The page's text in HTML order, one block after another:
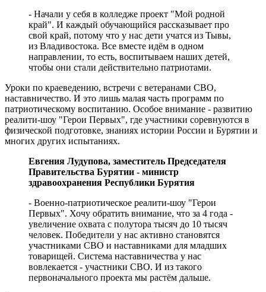
- Начали у себя в колледже проект "Мой родной
край". И каждый обучающийся рассказывает про
свой край, потому что у нас дети учатся из Тывы,
из Владивостока. Все вместе идём в одном
направлении, то есть, воспитываем наших детей,
чтобы они стали действительно патриотами.
Уроки по краеведению, встречи с ветеранами СВО,
наставничество. И это лишь малая часть программ по
патриотическому воспитанию. Особое внимание - развитию
реалити-шоу "Герои Первых", где участники соревнуются в
физической подготовке, знаниях истории России и Бурятии и
многих других испытаниях.
Евгения Лудупова, заместитель Председателя
Правительства Бурятии - министр
здравоохранения Республики Бурятия
- Военно-патриотическое реалити-шоу "Герои
Первых". Хочу обратить внимание, что за 4 года -
увеличение охвата с полутора тысяч до 10 тысяч
человек. Победители у нас активно становятся
участниками СВО и наставниками для младших
товарищей. Система наставничества у нас
вовлекается - участники СВО. И из такого
первоначального проекта мы растём дальше.